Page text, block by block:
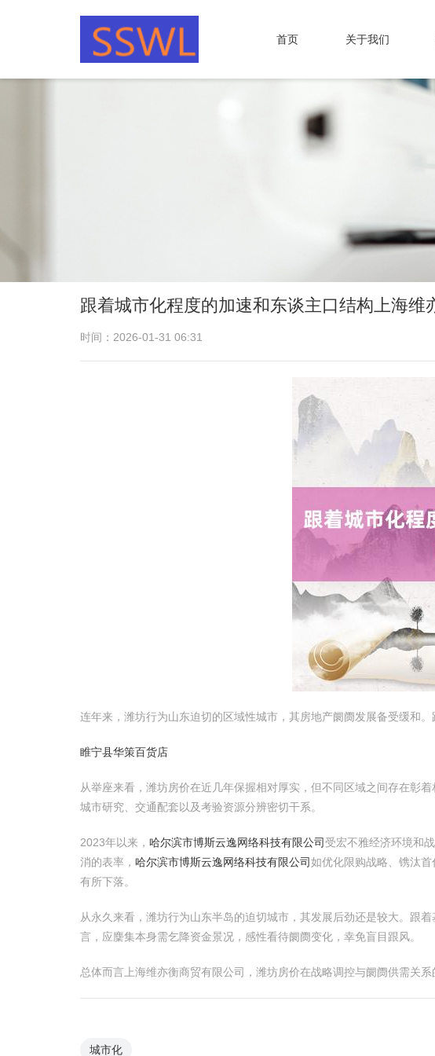
首页 关于我们
跟着城市化程度的加速和东谈主口结构上海维
时间：2026-01-31 06:31
连年来，潍坊行为山东迫切的区域性城市，其房地产阛阓发展备受缓和
睢宁县华策百货店
从举座来看，潍坊房价在近几年保握相对厚实，但不同区域之间存在彰
城市研究、交通配套以及考验资源分辨密切干系。
2023年以来， 哈尔滨市博斯云逸网络科技有限公司 受宏不雅经济环境和
消的表率， 哈尔滨市博斯云逸网络科技有限公司如优化限购战略、镌汰首
有所下落。
从永久来看，潍坊行为山东半岛的迫切城市，其发展后劲还是较大。跟
言，应麇集本身需乞降资金景况，感性看待阛阓变化，幸免盲目跟风。
总体而言上海维亦衡商贸有限公司，潍坊房价在战略调控与阛阓供需关
城市化